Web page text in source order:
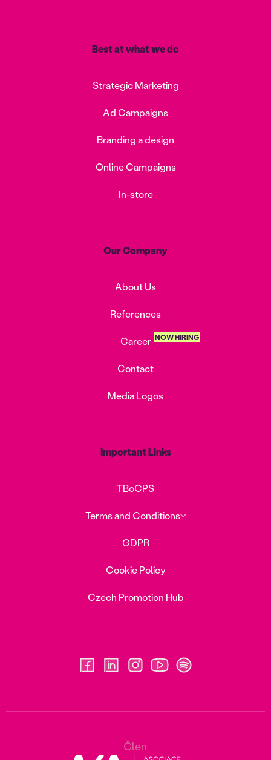
Best at what we do
Strategic Marketing
Ad Campaigns
Branding a design
Online Campaigns
In-store
Our Company
About Us
References
Career NOW HIRING
Contact
Media Logos
Important Links
TBoCPS
Terms and Conditions
GDPR
Cookie Policy
Czech Promotion Hub
Člen